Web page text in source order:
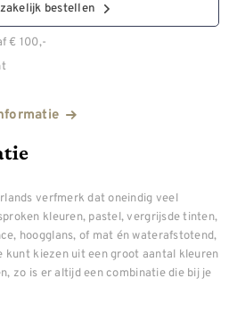
bestellen
€ 100,-
verfmerk dat oneindig veel
kleuren, pastel, vergrijsde tinten,
hoogglans, of mat én waterafstotend,
kunt kiezen uit een groot aantal kleuren
zo is er altijd een combinatie die bij je